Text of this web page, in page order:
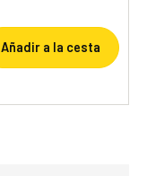
Añadir a la cesta